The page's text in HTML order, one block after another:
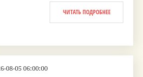
ЧИТАТЬ ПОДРОБНЕЕ
08-05 06:00:00